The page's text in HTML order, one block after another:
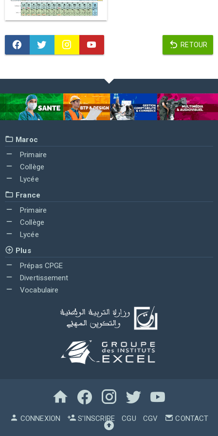
RETOUR
Maroc
Primaire
Collège
Lycée
France
Primaire
Collège
Lycée
Plus
Prépas CPGE
Divertissement
Vocabulaire
CONNEXION S'INSCRIRE CGU CGV CONTACT